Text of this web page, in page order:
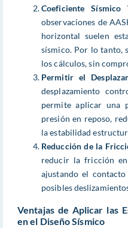
Coeficiente
observaciones de
horizontal suelen
sísmico. Por lo tanto,
los cálculos, sin
Permitir el
desplazamiento
permite aplicar una
presión en reposo,
la estabilidad
Reducción de la
reducir la fricción
ajustando el
posibles
Ventajas de Aplicar las
en el Diseño Sísmico